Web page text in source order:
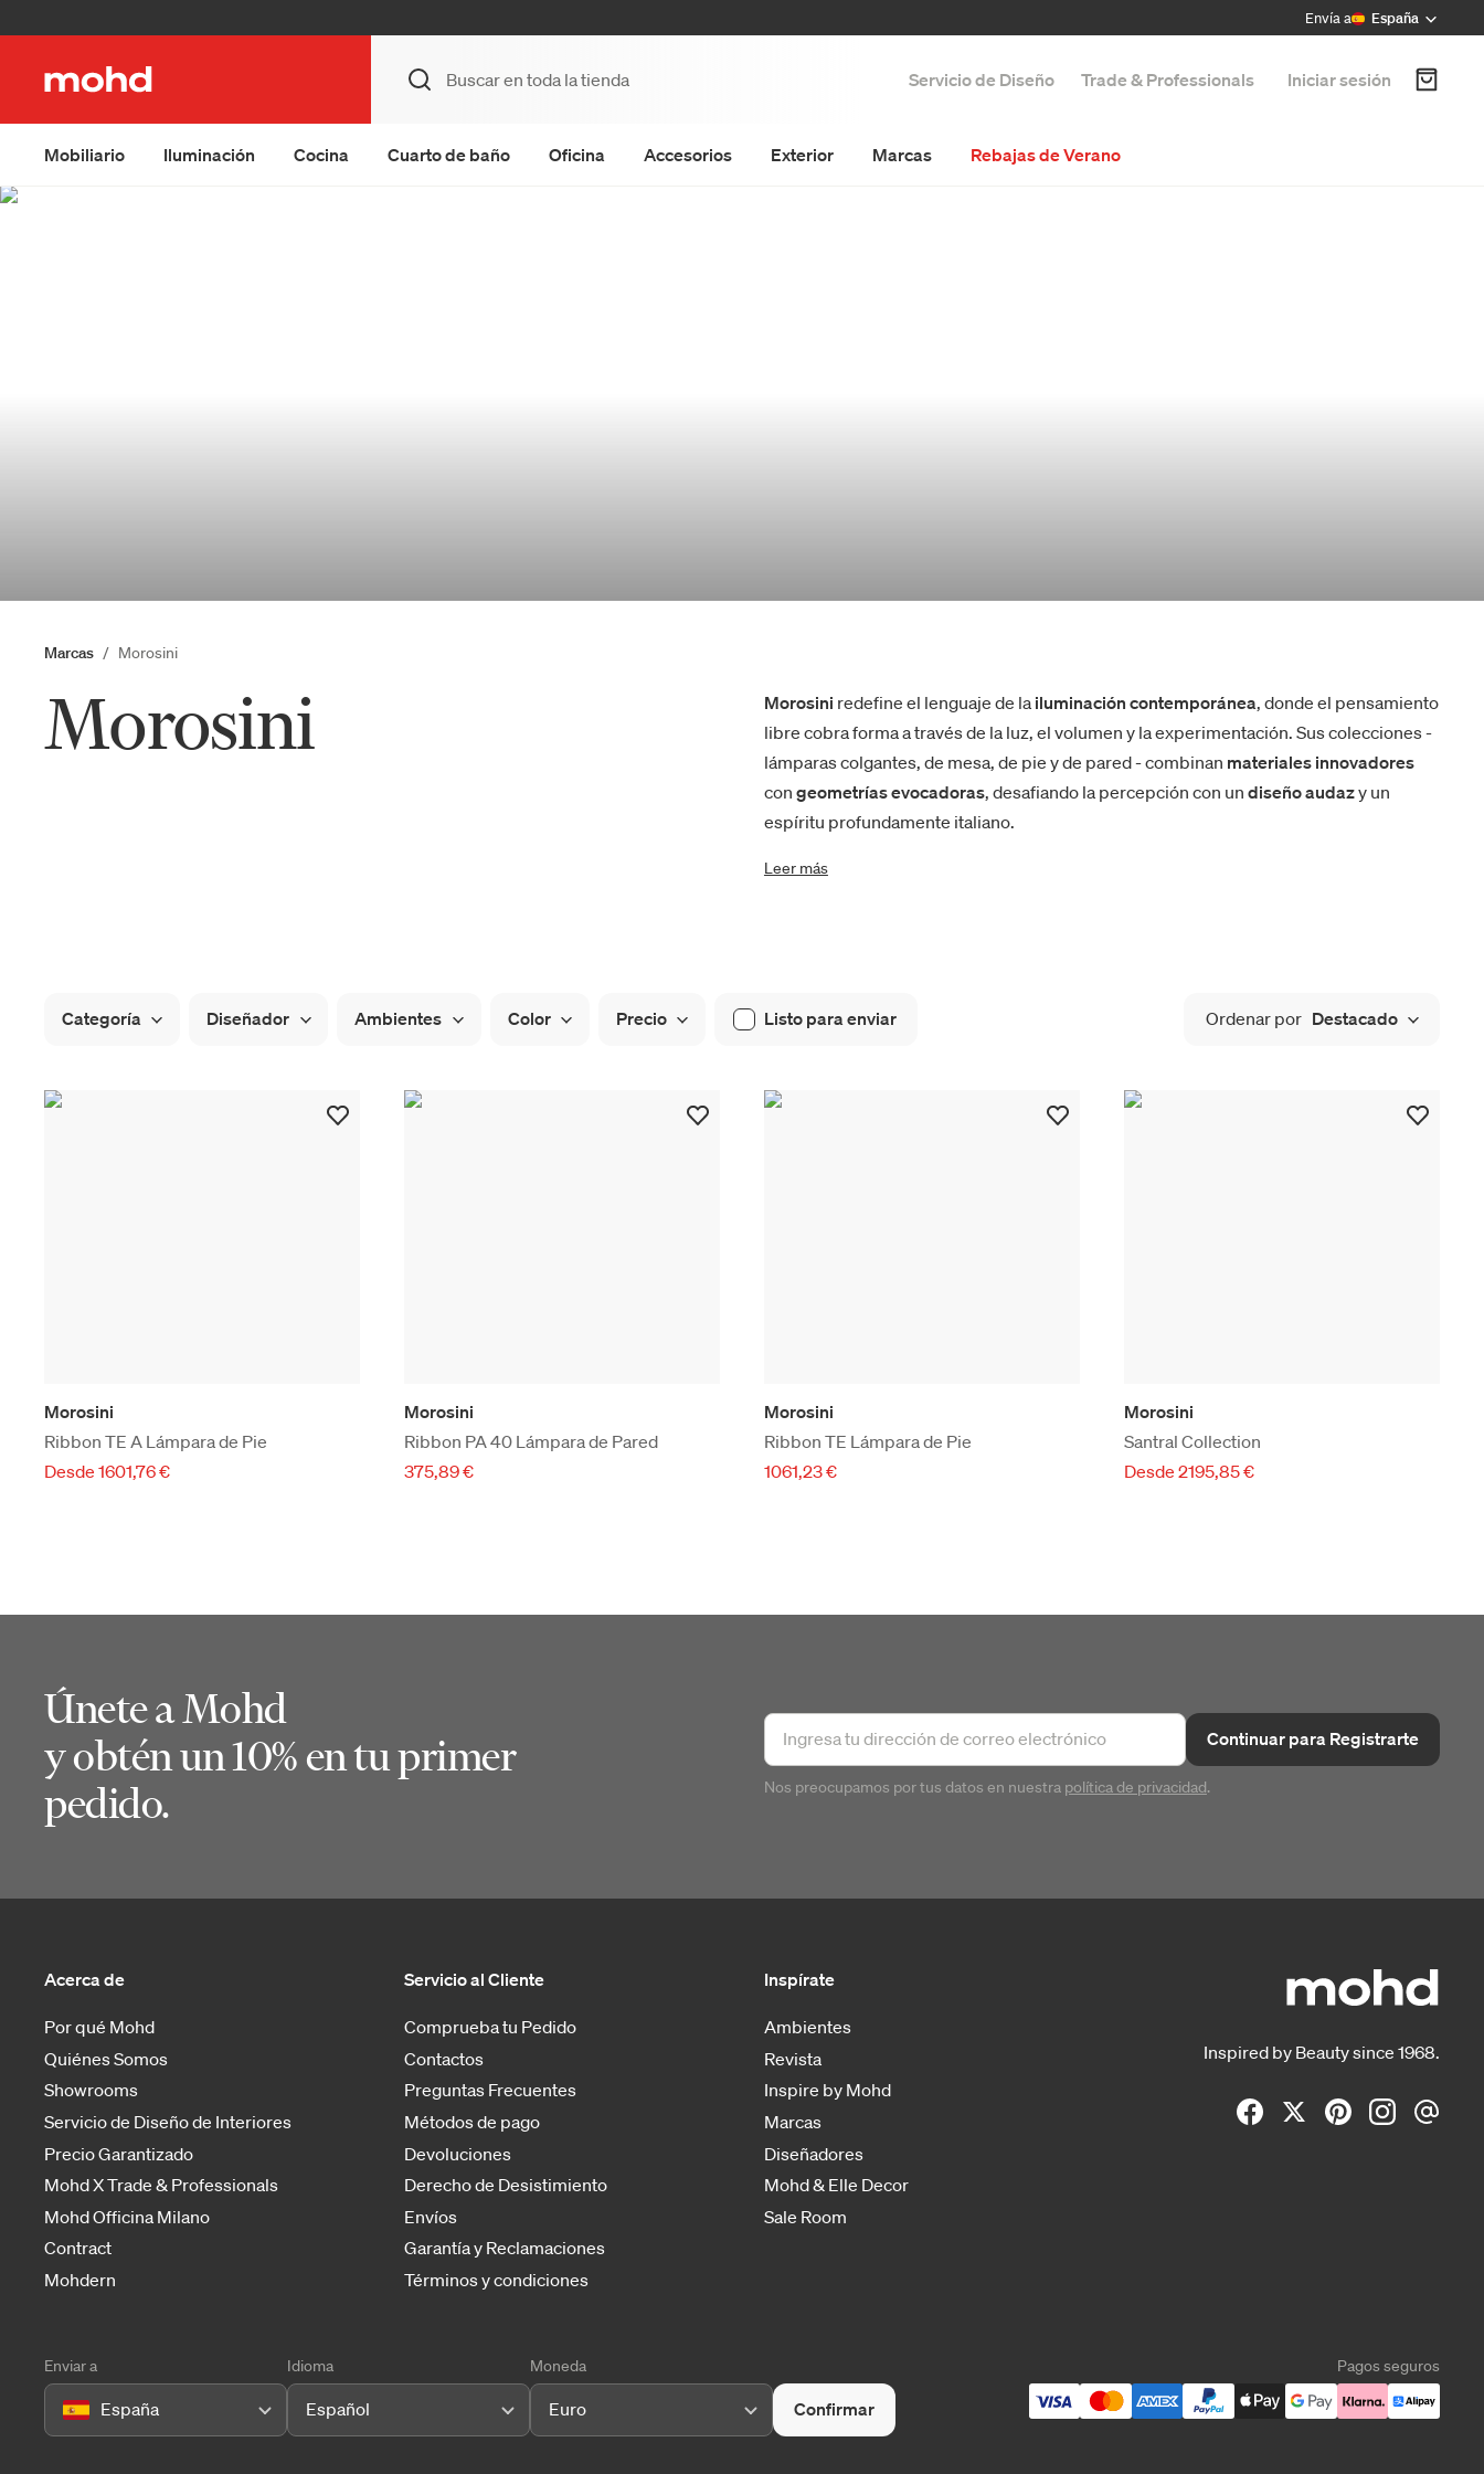
Envía a España
Servicio de Diseño Trade & Professionals Iniciar sesión
Mobiliario Iluminación Cocina Cuarto de baño Oficina Accesorios Exterior Marcas Rebajas de Verano
Marcas Morosini
Morosini Morosini redefine el lenguaje de la iluminación contemporánea, donde el pensamiento
libre cobra forma a través de la luz, el volumen y la experimentación. Sus colecciones -
lámparas colgantes, de mesa, de pie y de pared - combinan materiales innovadores
con geometrías evocadoras, desafiando la percepción con un diseño audazy un
espíritu profundamente italiano.
Leer más
Categoría Diseñador Ambientes Color Precio Listo para enviar Ordenar por Destacado
Morosini
Ribbon TE A Lámpara de Pie
Desde 1601,76 €
Morosini
Ribbon PA 40 Lámpara de Pared
375,89 €
Morosini
Ribbon TE Lámpara de Pie
1061,23 €
Morosini
Santral Collection
Desde 2195,85 €
Únete a Mohd
y obtén un 10% en tu primer
pedido.
Continuar para Registrarte
Nos preocupamos por tus datos en nuestra política de privacidad.
Inspired by Beauty since 1968.
Acerca de
Por qué Mohd
Quiénes Somos
Showrooms
Servicio de Diseño de Interiores
Precio Garantizado
Mohd X Trade & Professionals
Mohd Officina Milano
Contract
Mohdern
Servicio al Cliente
Comprueba tu Pedido
Contactos
Preguntas Frecuentes
Métodos de pago
Devoluciones
Derecho de Desistimiento
Envíos
Garantía y Reclamaciones
Términos y condiciones
Inspírate
Ambientes
Revista
Inspire by Mohd
Marcas
Diseñadores
Mohd & Elle Decor
Sale Room
Enviar a
España
Idioma
Español
Moneda
Euro Confirmar
Pagos seguros